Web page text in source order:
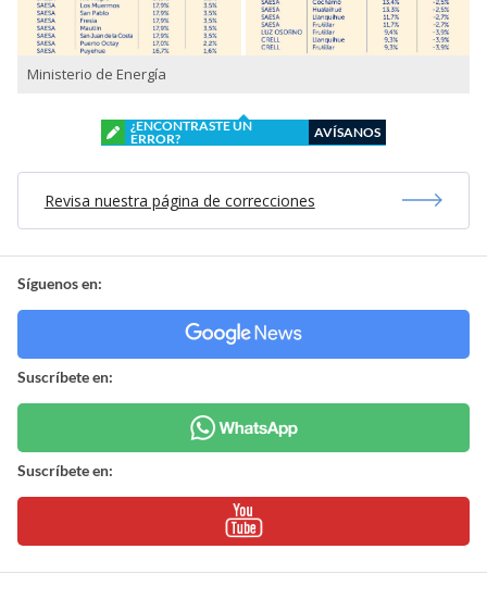
Ministerio de Energía
¿ENCONTRASTE UN
ERROR?
AVÍSANOS
Revisa nuestra página de correcciones
Síguenos en:
Suscríbete en:
Suscríbete en: